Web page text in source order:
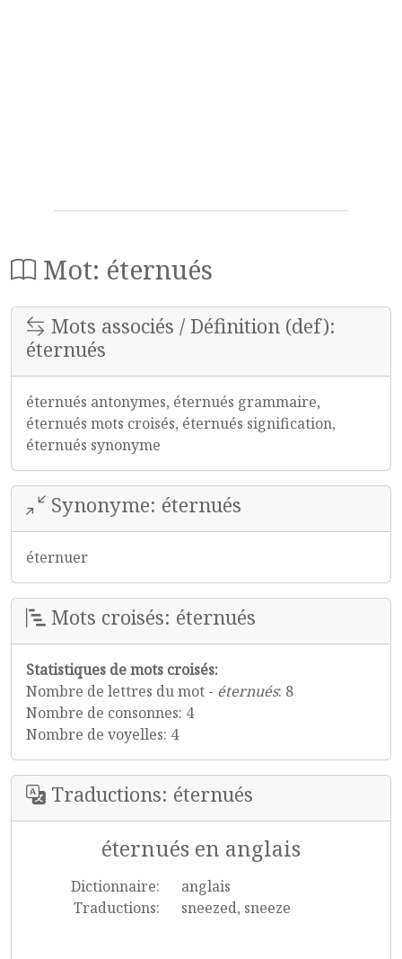
Mot: éternués
Mots associés / Définition (def):
éternués
éternués antonymes, éternués grammaire,
éternués mots croisés, éternués signification,
éternués synonyme
Synonyme: éternués
éternuer
Mots croisés: éternués
Statistiques de mots croisés:
Nombre de lettres du mot - éternués: 8
Nombre de consonnes: 4
Nombre de voyelles: 4
Traductions: éternués
éternués en anglais
Dictionnaire:
anglais
Traductions:
sneezed, sneeze